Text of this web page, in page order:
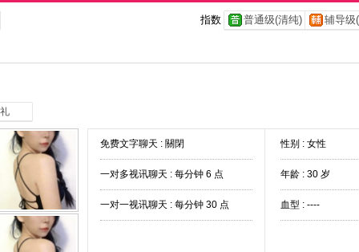
指数 普通级(清纯) 辅导级
免费文字聊天 : 關閉
一对多视讯聊天 : 每分钟 6 点
一对一视讯聊天 : 每分钟 30 点
性别 : 女性
年龄 : 30 岁
血型 : ----